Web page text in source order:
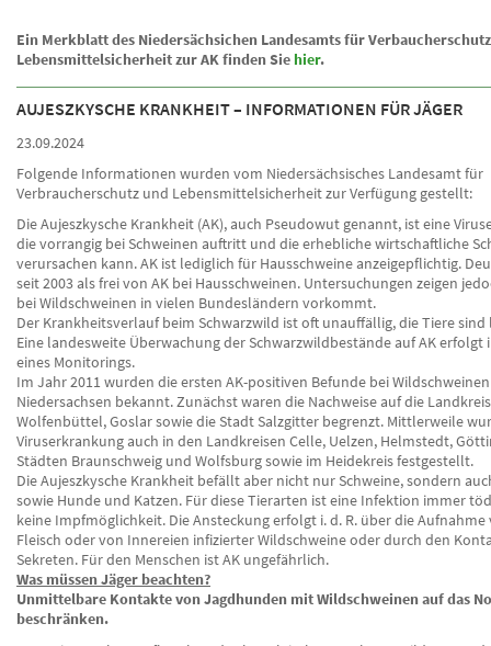
Ein Merkblatt des Niedersächsichen Landesamts für
Lebensmittelsicherheit zur AK finden Sie hier.
AUJESZKYSCHE KRANKHEIT – INFORMATIONEN FÜR JÄGER
23.09.2024
Folgende Informationen wurden vom Niedersächsisches Landesamt für
Verbraucherschutz und Lebensmittelsicherheit zur Verfügung gestellt:
Die Aujeszkysche Krankheit (AK), auch Pseudowut genannt, ist eine
die vorrangig bei Schweinen auftritt und die erhebliche wirtschaftliche
verursachen kann. AK ist lediglich für Hausschweine anzeigepflichtig.
seit 2003 als frei von AK bei Hausschweinen. Untersuchungen zeigen
bei Wildschweinen in vielen Bundesländern vorkommt.
Der Krankheitsverlauf beim Schwarzwild ist oft unauffällig, die Tiere
Eine landesweite Überwachung der Schwarzwildbestände auf AK erfolgt
eines Monitorings.
Im Jahr 2011 wurden die ersten AK-positiven Befunde bei
Niedersachsen bekannt. Zunächst waren die Nachweise auf die
Wolfenbüttel, Goslar sowie die Stadt Salzgitter begrenzt. Mittlerweile
Viruserkrankung auch in den Landkreisen Celle, Uelzen, Helmstedt,
Städten Braunschweig und Wolfsburg sowie im Heidekreis festgestellt.
Die Aujeszkysche Krankheit befällt aber nicht nur Schweine, sondern
sowie Hunde und Katzen. Für diese Tierarten ist eine Infektion immer
keine Impfmöglichkeit. Die Ansteckung erfolgt i. d. R. über die
Fleisch oder von Innereien infizierter Wildschweine oder durch den
Sekreten. Für den Menschen ist AK ungefährlich.
Was müssen Jäger beachten?
Unmittelbare Kontakte von Jagdhunden mit Wildschweinen auf das
beschränken.